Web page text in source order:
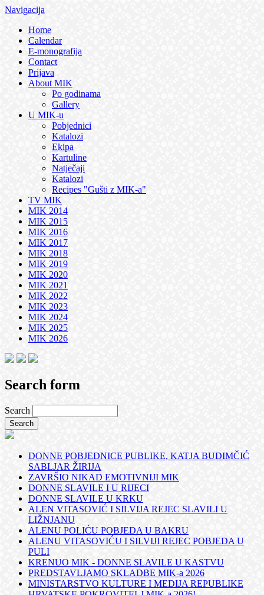
Navigacija
Home
Calendar
E-monografija
Contact
Prijava
About MIK
Po godinama
Gallery
U MIK-u
Pobjednici
Katalozi
Ekipa
Kartuline
Natječaji
Katalozi
Recipes "Gušti z MIK-a"
TV MIK
MIK 2014
MIK 2015
MIK 2016
MIK 2017
MIK 2018
MIK 2019
MIK 2020
MIK 2021
MIK 2022
MIK 2023
MIK 2024
MIK 2025
MIK 2026
Search form
Search
DONNE POBJEDNICE PUBLIKE, KATJA BUDIMČIĆ
SABLJAR ŽIRIJA
ZAVRŠIO NIKAD EMOTIVNIJI MIK
DONNE SLAVILE I U RIJECI
DONNE SLAVILE U KRKU
ALEN VITASOVIĆ I SILVIJA REJEC SLAVILI U
LIŽNJANU
ALENU POLIĆU POBJEDA U BAKRU
ALENU VITASOVIĆU I SILVIJI REJEC POBJEDA U
PULI
KRENUO MIK - DONNE SLAVILE U KASTVU
PREDSTAVLJAMO SKLADBE MIK-a 2026
MINISTARSTVO KULTURE I MEDIJA REPUBLIKE